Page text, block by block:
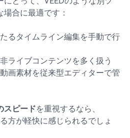
合に最適です：
るタイムライン編集を手動で行
ライブコンテンツを多く扱う
画素材を従来型エディターで管
スピードを重視するなら、
方が軽快に感じられるでしょ